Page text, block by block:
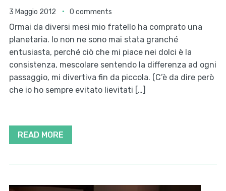
3 Maggio 2012 0 comments
Ormai da diversi mesi mio fratello ha comprato una
planetaria. Io non ne sono mai stata granché
entusiasta, perché ciò che mi piace nei dolci è la
consistenza, mescolare sentendo la differenza ad ogni
passaggio, mi divertiva fin da piccola. (C’è da dire però
che io ho sempre evitato lievitati […]
READ MORE